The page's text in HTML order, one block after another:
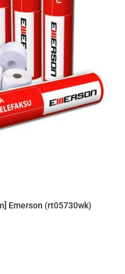
Emerson (rt05730wk)